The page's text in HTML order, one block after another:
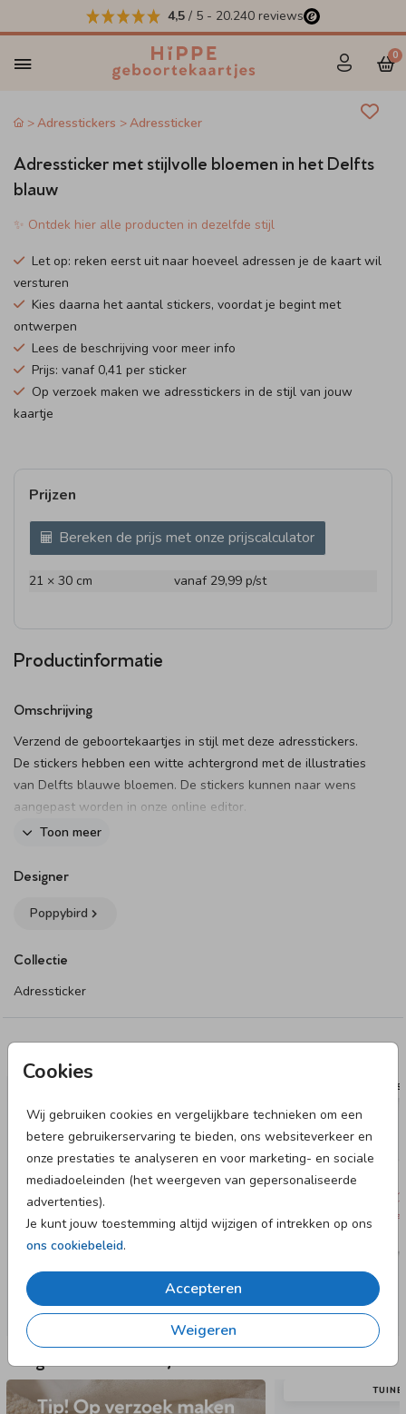
4,5 / 5 - 20.240 reviews
0
Cookies
Wij gebruiken cookies en vergelijkbare technieken om een
betere gebruikerservaring te bieden, ons websiteverkeer en
onze prestaties te analyseren en voor marketing- en sociale
mediadoeleinden (het weergeven van gepersonaliseerde
advertenties).
Je kunt jouw toestemming altijd wijzigen of intrekken op ons
ons cookiebeleid.
Accepteren
Weigeren
Adresstickers Adressticker
Adressticker met stijlvolle bloemen in het Delfts
blauw
✨ Ontdek hier alle producten in dezelfde stijl
Let op: reken eerst uit naar hoeveel adressen je de kaart wil
versturen
Kies daarna het aantal stickers, voordat je begint met
ontwerpen
Lees de beschrijving voor meer info
Prijs: vanaf 0,41 per sticker
Op verzoek maken we adresstickers in de stijl van jouw
kaartje
Prijzen
Bereken de prijs met onze prijscalculator
21 × 30 cm vanaf 29,99 p/st
Productinformatie
Omschrijving
Verzend de geboortekaartjes in stijl met deze adresstickers.
De stickers hebben een witte achtergrond met de illustraties
van Delfts blauwe bloemen. De stickers kunnen naar wens
aangepast worden in onze online editor.
Toon meer
Designer
Poppybird
Collectie
Adressticker